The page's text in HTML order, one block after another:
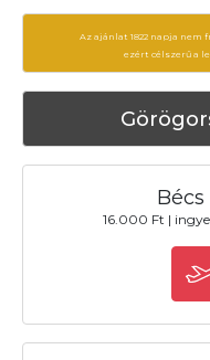
Az ajánlat 1822 napja nem
ezért célszerű a
16.000 Ft |